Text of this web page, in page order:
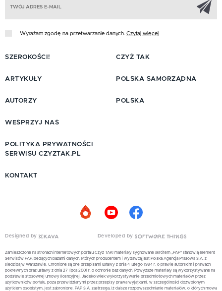
Wyrażam zgodę na przetwarzanie danych. Czytaj więcej
SZEROKOŚCI!
ARTYKUŁY
AUTORZY
CZYŻ TAK
POLSKA SAMORZĄDNA
POLSKA
WESPRZYJ NAS
POLITYKA PRYWATNOŚCI
SERWISU CZYZTAK.PL
KONTAKT
Designed by Developed by
Zamieszczone na stronach internetowych portalu Czyż TAK! materiały sygnowane skrótem „PAP” stanowią element
Serwisów PAP, będących bazami danych, których producentem i wydawcą jest Polska Agencja Prasowa S.A. z
siedzibą w Warszawie. Chronione są one przepisami ustawy z dnia 4 lutego 1994 r. o prawie autorskim i prawach
pokrewnych oraz ustawy z dnia 27 lipca 2001 r. o ochronie baz danych. Powyższe materiały są wykorzystywane na
podstawie stosownej umowy licencyjnej. Jakiekolwiek wykorzystywanie przedmiotowych materiałów przez
użytkowników portalu, poza przewidzianymi przez przepisy prawa wyjątkami, w szczególności dozwolonym
użytkiem osobistym, jest zabronione. PAP S.A. zastrzega, iż dalsze rozpowszechnianie materiałów, o których mowa